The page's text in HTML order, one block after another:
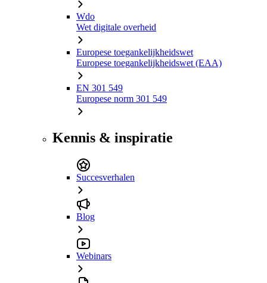
Wdo
Wet digitale overheid
Europese toegankelijkheidswet
Europese toegankelijkheidswet (EAA)
EN 301 549
Europese norm 301 549
Kennis & inspiratie
Succesverhalen
Blog
Webinars